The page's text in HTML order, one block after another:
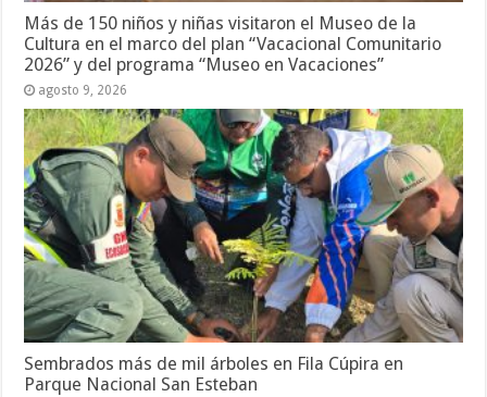
Más de 150 niños y niñas visitaron el Museo de la
Cultura en el marco del plan “Vacacional Comunitario
2026” y del programa “Museo en Vacaciones”
agosto 9, 2026
Sembrados más de mil árboles en Fila Cúpira en
Parque Nacional San Esteban